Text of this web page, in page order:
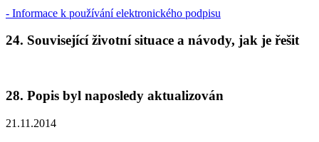
- Informace k používání elektronického podpisu
24. Související životní situace a návody, jak je řešit
28. Popis byl naposledy aktualizován
21.11.2014